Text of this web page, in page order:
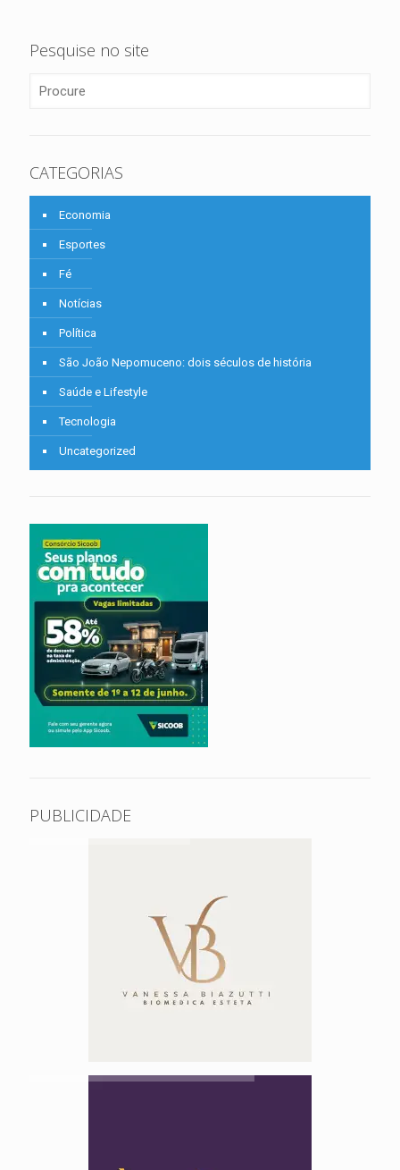
Pesquise no site
CATEGORIAS
Economia
Esportes
Fé
Notícias
Política
São João Nepomuceno: dois séculos de história
Saúde e Lifestyle
Tecnologia
Uncategorized
PUBLICIDADE